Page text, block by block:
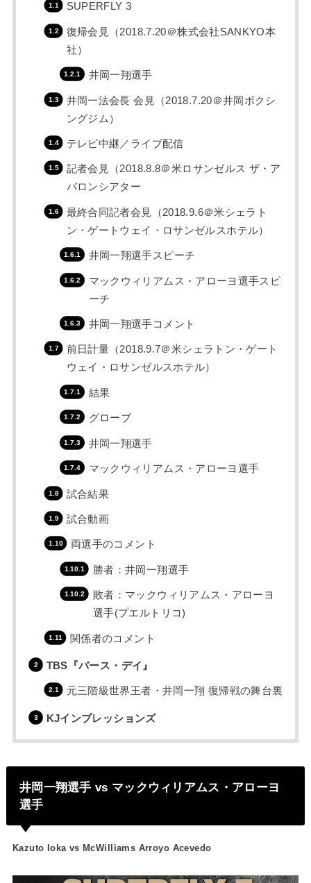
SUPERFLY 3
復帰会見（2018.7.20＠株式会社SANKYO本
社）
井岡一翔選手
井岡一法会長 会見（2018.7.20＠井岡ボクシ
ングジム）
テレビ中継／ライブ配信
記者会見（2018.8.8＠米ロサンゼルス ザ・ア
バロンシアター
最終合同記者会見（2018.9.6＠米シェラト
ン・ゲートウェイ・ロサンゼルスホテル）
井岡一翔選手スピーチ
マックウィリアムス・アローヨ選手スピ
ーチ
井岡一翔選手コメント
前日計量（2018.9.7＠米シェラトン・ゲート
ウェイ・ロサンゼルスホテル）
結果
グローブ
井岡一翔選手
マックウィリアムス・アローヨ選手
試合結果
試合動画
両選手のコメント
勝者：井岡一翔選手
敗者：マックウィリアムス・アローヨ
選手(プエルトリコ)
関係者のコメント
TBS『バース・デイ』
元三階級世界王者・井岡一翔 復帰戦の舞台裏
KJインプレッションズ
井岡一翔選手 vs マックウィリアムス・アローヨ
選手
Kazuto Ioka vs McWilliams Arroyo Acevedo